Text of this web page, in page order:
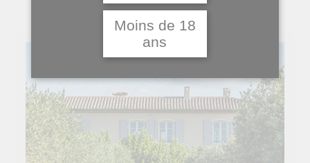
Moins de 18
ans